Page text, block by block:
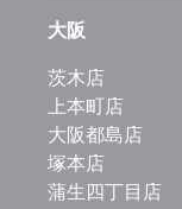
大阪
茨木店
上本町店
大阪都島店
塚本店
蒲生四丁目店